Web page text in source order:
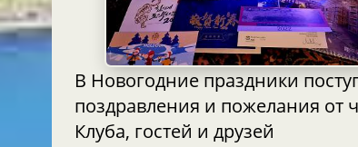
В Новогодние праздники
поздравления и пожелания от
Клуба, гостей и друзей